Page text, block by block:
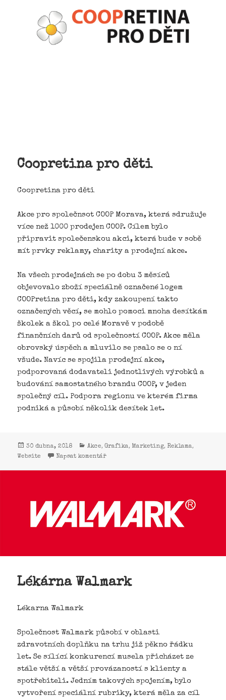
Coopretina pro děti
Coopretina pro děti
Akce pro společnsot COOP Morava, která sdružuje
více než 1000 prodejen COOP. Cílem bylo
připravit společenskou akci, která bude v sobě
mít prvky reklamy, charity a prodejní akce.
Na všech prodejnách se po dobu 3 měsíců
objevovalo zboží speciálně označené logem
COOPretina pro děti, kdy zakoupení takto
označených věcí, se mohlo pomoci mnoha desítkám
školek a škol po celé Moravě v podobě
finančních darů od společností COOP. Akce měla
obrovský úspěch a mluvilo se psalo se o ní
všude. Navíc se spojila prodejní akce,
podporovaná dodavateli jednotlivých výrobků a
budování samostatného brandu COOP, v jeden
společný cíl. Podpora regionu ve kterém firma
podniká a působí několik desítek let.
30 dubna, 2018 Akce,Grafika, Marketing, Reklama,
Website Napsat komentář
Lékárna Walmark
Lékarna Walmark
Společnost Walmark působí v oblasti
zdravotních doplňku na trhu již pěkno řádku
let. Se sílící konkurencí musela přicházet ze
stále větší a větší provázaností s klienty a
spotřebiteli. Jedním takových spojením, bylo
vytvoření speciální rubriky, která měla za cíl